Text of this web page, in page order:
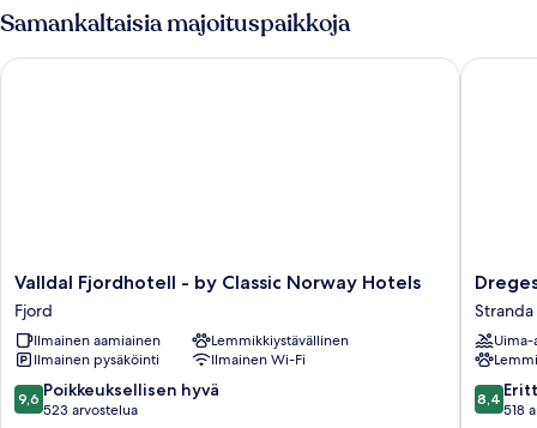
Samankaltaisia majoituspaikkoja
Valldal
Fjordhotell
-
by
Classic
Norway
Hotels
Valldal Fjordhotell - by Classic Norway Hotels
Fjord
Ilmainen aamiainen
Lemmikkiystävällinen
Ilmainen pysäköinti
Ilmainen Wi-Fi
9.6
kautta
9,6 Poikkeuksellisen hyvä
523 arvostelua
Valldal Fjordhotell - by Classic Norway Hotels
Dreges
Hotell
-
by
Classic
Norway
Hotels
Stranda
Uima-
8.4
kautta
8,4
518
Dreges